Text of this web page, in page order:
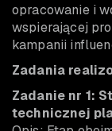
opracowanie i
wspierającej
kampanii
Zadania
Zadanie nr 1:
technicznej